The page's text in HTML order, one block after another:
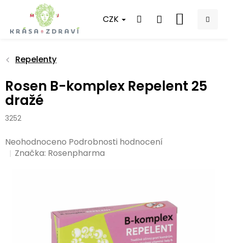
obsah
CZK
NÁKUPNÍ
Repelenty
Rosen B-komplex Repelent 25
dražé
3252
Průměrné
hodnocení
Neohodnoceno Podrobnosti hodnocení
Značka: Rosenpharma